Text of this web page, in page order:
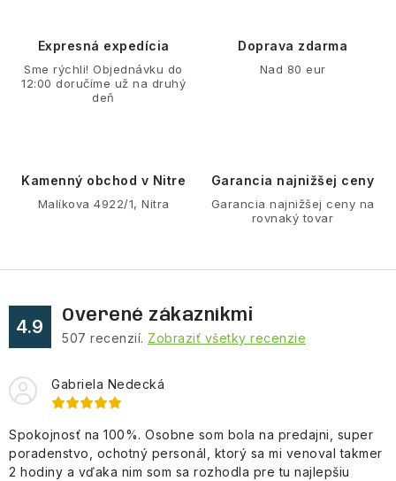
u
Expresná expedícia
Sme rýchli! Objednávku do
12:00 doručíme už na druhý
deň
Doprava zdarma
Nad 80 eur
Kamenný obchod v Nitre
Malíkova 4922/1, Nitra
Garancia najnižšej ceny
Garancia najnižšej ceny na
rovnaký tovar
4.9
Overené zákazníkmi
507 recenzií. Zobraziť všetky recenzie
Gabriela Nedecká
Spokojnosť na 100%. Osobne som bola na predajni, super
poradenstvo, ochotný personál, ktorý sa mi venoval takmer
2 hodiny a vďaka nim som sa rozhodla pre tu najlepšiu